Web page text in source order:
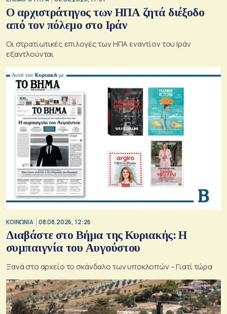
Ο αρχιστράτηγος των ΗΠΑ ζητά διέξοδο
από τον πόλεμο στο Ιράν
Οι στρατιωτικές επιλογές των ΗΠΑ εναντίον του Ιράν
εξαντλούνται
ΚΟΙΝΩΝΙΑ 08.08.2026, 12:26
Διαβάστε στο Βήμα της Κυριακής: Η
συμπαιγνία του Αυγούστου
Ξανά στο αρχείο το σκάνδαλο των υποκλοπών – Γιατί τώρα